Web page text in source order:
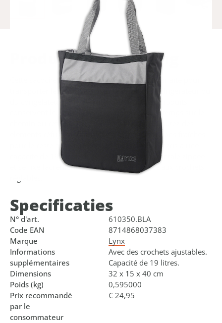
Product­omschrijving
Cette sacoche isolée pour vélo de Lynx est parfaite pour
transporter les aliments et les boissons du réfrigérateur ou
du congélateur. Grâce à l'intérieur isolé, les produits
conservent leur basse température plus longtemps sur le
chemin du retour. Une journée à la plage? Ajoutez des
éléments réfrigérants et vous aurez des boissons fraîches
pour le reste de la journée. Ce sac isolée noir/gris a une
capacité de 19 litres, dispose d'une poche frontale zippée
et se fixe facilement au porte-bagages grâce aux crochets
Specificaties
N° d'art.
610350.BLA
Code EAN
8714868037383
Marque
Lynx
Informations
supplémentaires
Avec des crochets ajustables.
Capacité de 19 litres.
Dimensions
32 x 15 x 40 cm
Poids (kg)
0,595000
Prix recommandé
par le
consommateur
€ 24,95